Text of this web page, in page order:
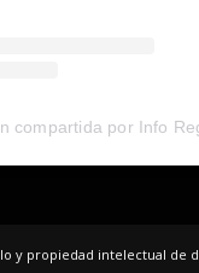
y propiedad intelectual de